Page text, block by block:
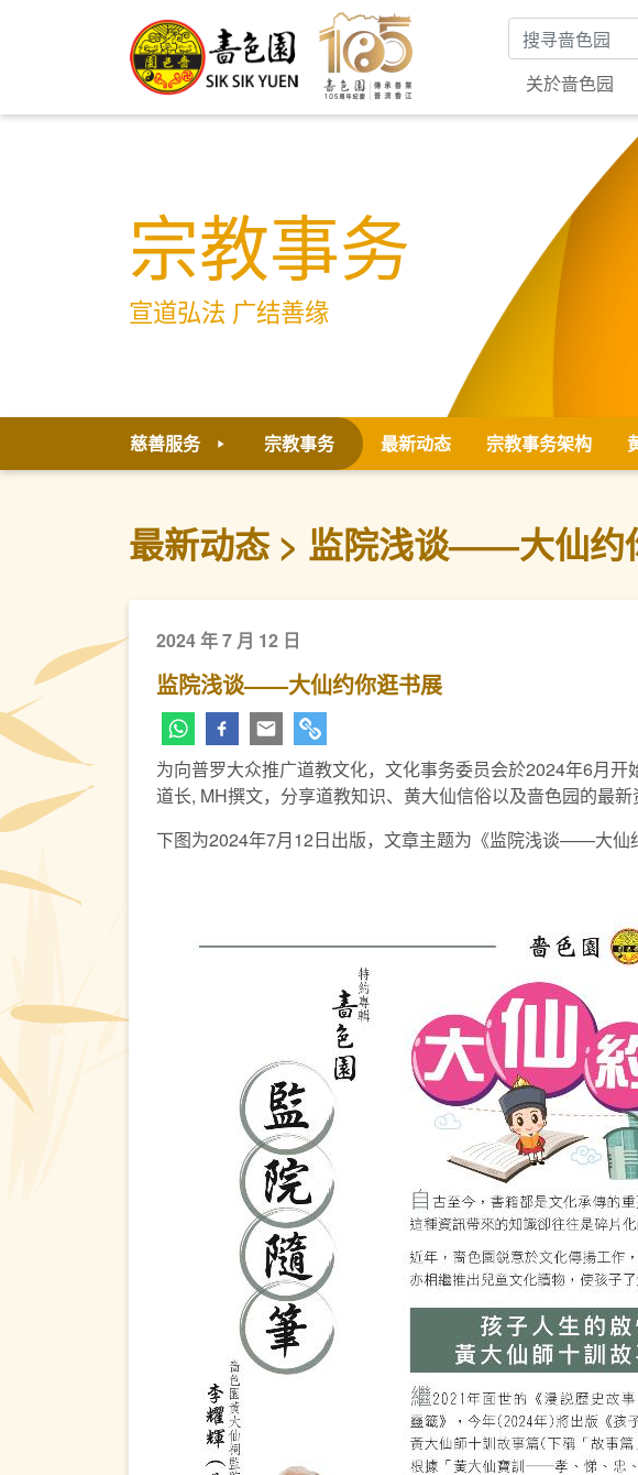
搜寻关键字
关於啬色园
宗教事务
宣道弘法 广结善缘
慈善服务 宗教事务 最新动态 宗教事务架构
最新动态 监院浅谈——大仙约
2024 年 7 月 12 日
监院浅谈——大仙约你逛书展
为向普罗大众推广道教文化，文化事务委员会於2024年6月
道长, MH撰文，分享道教知识、黄大仙信俗以及啬色园的最新
下图为2024年7月12日出版，文章主题为《监院浅谈——大仙